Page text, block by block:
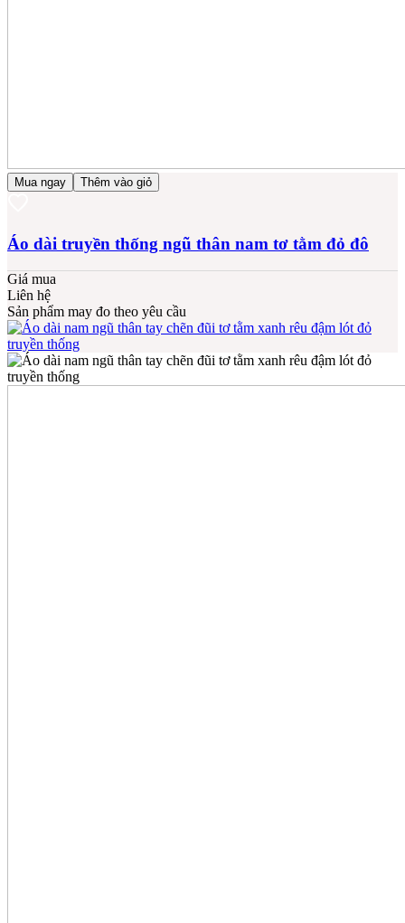
Mua ngay Thêm vào giỏ
Áo dài truyền thống ngũ thân nam tơ tằm đỏ đô
Giá mua
Liên hệ
Sản phẩm may đo theo yêu cầu